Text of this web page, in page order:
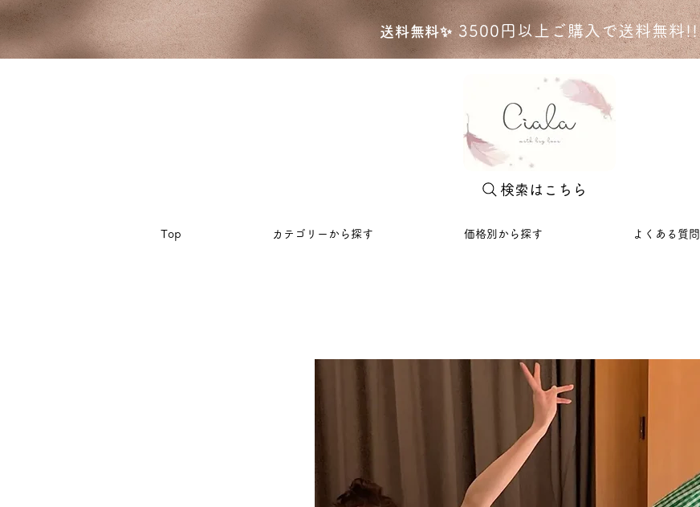
送料無料✨ 3500円以上ご購入で送料無料!!
検索はこちら
Top カテゴリーから探す 価格別から探す よくある質問